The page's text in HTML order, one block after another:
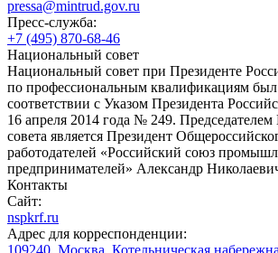
pressa@mintrud.gov.ru
Пресс-служба:
+7 (495) 870-68-46
Национальный совет
Национальный совет при Президенте
по профессиональным квалификациям был
соответствии с Указом Президента
16 апреля 2014 года № 249.
совета является Президент
работодателей «Российский союз
предпринимателей» Александр
Контакты
Сайт:
nspkrf.ru
Адрес для корреспонденции:
109240, Москва, Котельническая